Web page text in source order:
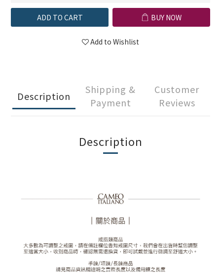
ADD TO CART BUY NOW
Add to Wishlist
Description
Shipping &
Payment
Customer
Reviews
Description